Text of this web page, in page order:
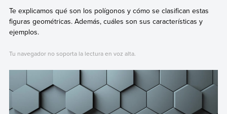
Te explicamos qué son los polígonos y cómo se clasifican estas
figuras geométricas. Además, cuáles son sus características y
ejemplos.
Tu navegador no soporta la lectura en voz alta.